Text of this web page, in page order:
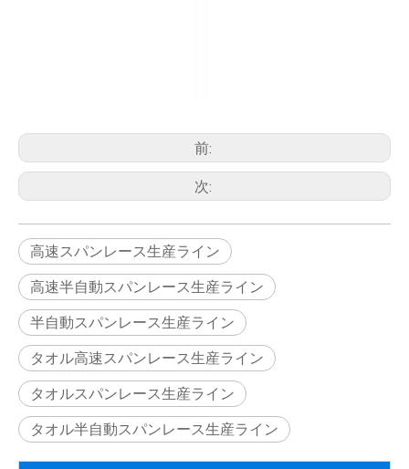
前:
次:
高速スパンレース生産ライン
高速半自動スパンレース生産ライン
半自動スパンレース生産ライン
タオル高速スパンレース生産ライン
タオルスパンレース生産ライン
タオル半自動スパンレース生産ライン